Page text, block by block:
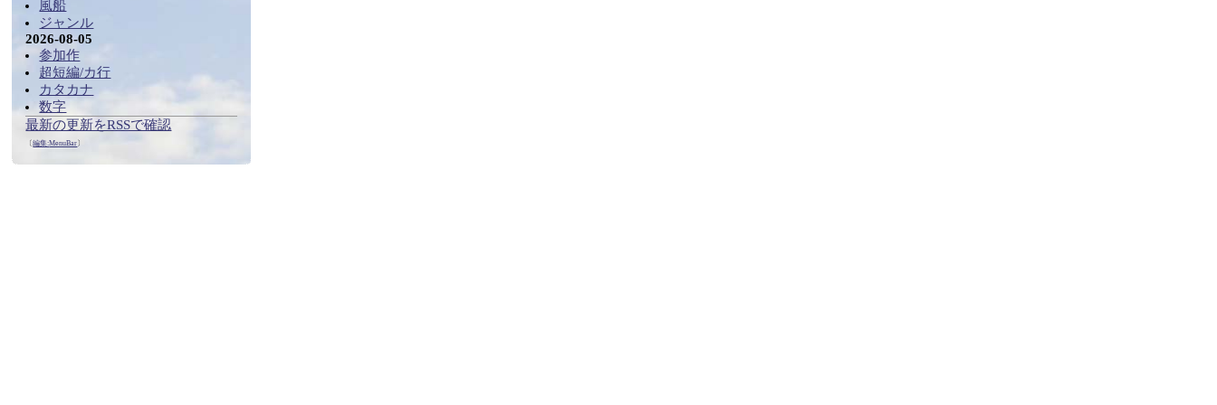
風船
ジャンル
2026-08-05
参加作
超短編/カ行
カタカナ
数字
最新の更新をRSSで確認
〔編集:MenuBar〕